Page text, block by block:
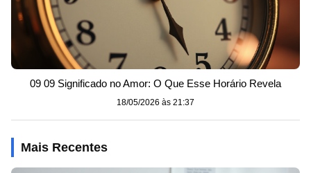
09 09 Significado no Amor: O Que Esse Horário Revela
18/05/2026 às 21:37
Mais Recentes